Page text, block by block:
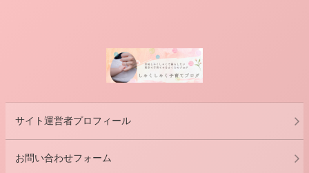
サイト運営者プロフィール
お問い合わせフォーム